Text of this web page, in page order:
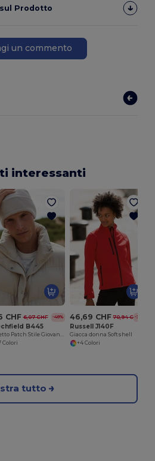
Prodotto
un commento
interessanti
CHF 6,07 CHF -48%
B445
Colori
46,69 CHF 70,94 CHF-34%
Russell J140F
Giacca donna Softshell
+4 Colori
tutto